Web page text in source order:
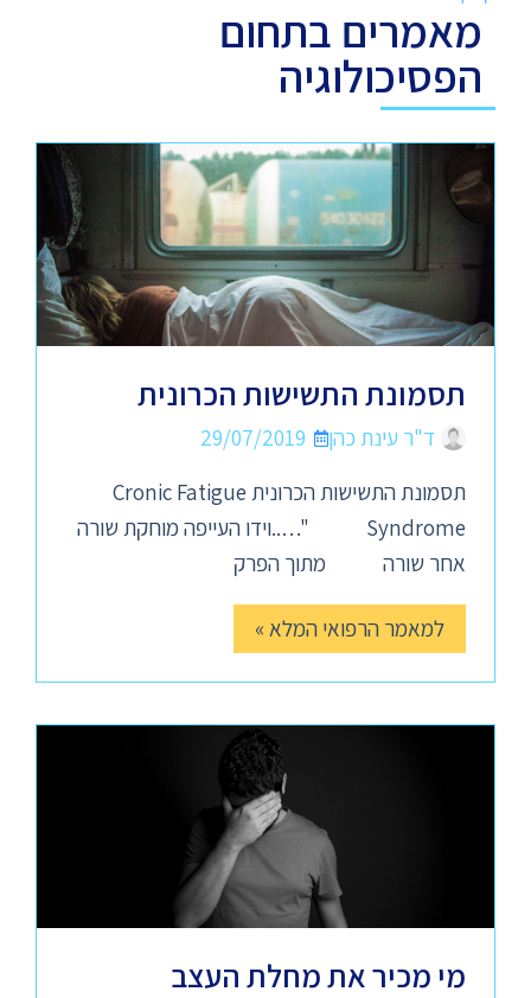
מאמרים בתחום
הפסיכולוגיה
תסמונת התשישות הכרונית
ד"ר עינת כהן
29/07/2019
תסמונת התשישות הכרונית Cronic Fatigue
Syndrome "…..וידו העייפה מוחקת שורה
אחר שורה מתוך הפרק
למאמר הרפואי המלא »
מי מכיר את מחלת העצב